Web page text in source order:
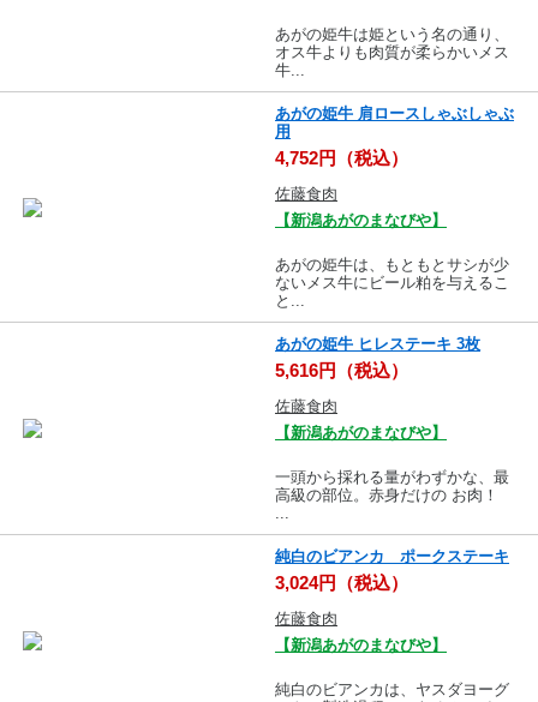
あがの姫牛は姫という名の通り、
オス牛よりも肉質が柔らかいメス
牛...
あがの姫牛 肩ロースしゃぶしゃぶ
用
4,752円（税込）
佐藤食肉
【新潟あがのまなびや】
あがの姫牛は、もともとサシが少
ないメス牛にビール粕を与えるこ
と...
あがの姫牛 ヒレステーキ 3枚
5,616円（税込）
佐藤食肉
【新潟あがのまなびや】
一頭から採れる量がわずかな、最
高級の部位。赤身だけの お肉！
純白のビアンカ ポークステーキ
3,024円（税込）
佐藤食肉
【新潟あがのまなびや】
純白のビアンカは、ヤスダヨーグ